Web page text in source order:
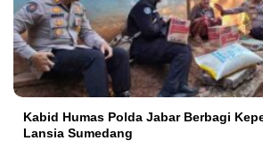
Kabid Humas Polda Jabar Berbagi
Lansia Sumedang